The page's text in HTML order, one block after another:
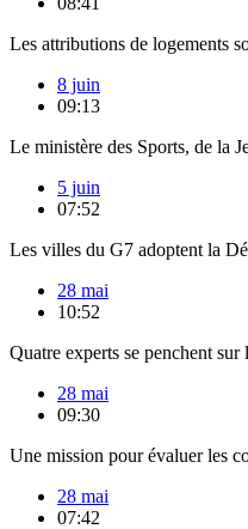
Les attributions de logements
8 juin
09:13
Le ministère des Sports, de la
5 juin
07:52
Les villes du G7 adoptent la
28 mai
10:52
Quatre experts se penchent
28 mai
09:30
Une mission pour évaluer les
28 mai
07:42